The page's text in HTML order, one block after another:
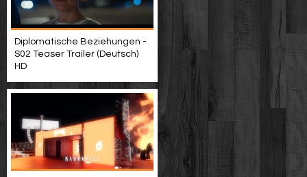
Diplomatische Beziehungen -
S02 Teaser Trailer (Deutsch)
HD